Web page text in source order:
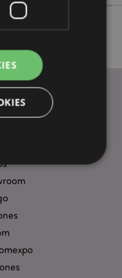
permiten la
el inicio de
El sitio
sin las